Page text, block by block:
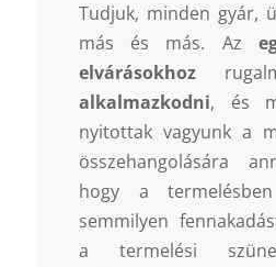
Tudjuk, minden gyár,
más és más. Az
elvárásokhoz
alkalmazkodni, és
nyitottak vagyunk a
összehangolására
hogy a
semmilyen
a termelési